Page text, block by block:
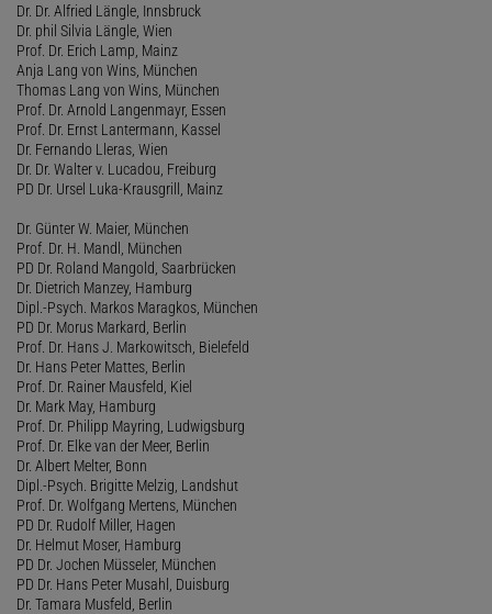
Dr. Dr. Alfried Längle, Innsbruck
Dr. phil Silvia Längle, Wien
Prof. Dr. Erich Lamp, Mainz
Anja Lang von Wins, München
Thomas Lang von Wins, München
Prof. Dr. Arnold Langenmayr, Essen
Prof. Dr. Ernst Lantermann, Kassel
Dr. Fernando Lleras, Wien
Dr. Dr. Walter v. Lucadou, Freiburg
PD Dr. Ursel Luka-Krausgrill, Mainz
Dr. Günter W. Maier, München
Prof. Dr. H. Mandl, München
PD Dr. Roland Mangold, Saarbrücken
Dr. Dietrich Manzey, Hamburg
Dipl.-Psych. Markos Maragkos, München
PD Dr. Morus Markard, Berlin
Prof. Dr. Hans J. Markowitsch, Bielefeld
Dr. Hans Peter Mattes, Berlin
Prof. Dr. Rainer Mausfeld, Kiel
Dr. Mark May, Hamburg
Prof. Dr. Philipp Mayring, Ludwigsburg
Prof. Dr. Elke van der Meer, Berlin
Dr. Albert Melter, Bonn
Dipl.-Psych. Brigitte Melzig, Landshut
Prof. Dr. Wolfgang Mertens, München
PD Dr. Rudolf Miller, Hagen
Dr. Helmut Moser, Hamburg
PD Dr. Jochen Müsseler, München
PD Dr. Hans Peter Musahl, Duisburg
Dr. Tamara Musfeld, Berlin